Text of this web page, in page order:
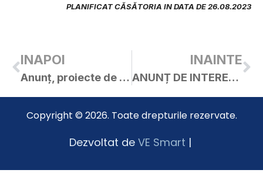
PLANIFICAT CĂSĂTORIA IN DATA DE 26.08.2023
INAPOI
Anunț, proiecte de hotărâri și materiale – ședința extraordinară a C.L. Curtici în data de 10.08.2023
INAINTE
ANUNȚ DE INTERES PUBLIC
Copyright © 2026. Toate drepturile rezervate.
Dezvoltat de VE Smart |